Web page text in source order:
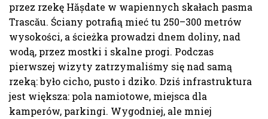
przez rzekę Hășdate w wapiennych skałach pasma
Trascău. Ściany potrafią mieć tu 250–300 metrów
wysokości, a ścieżka prowadzi dnem doliny, nad
wodą, przez mostki i skalne progi. Podczas
pierwszej wizyty zatrzymaliśmy się nad samą
rzeką: było cicho, pusto i dziko. Dziś infrastruktura
jest większa: pola namiotowe, miejsca dla
kamperów, parkingi. Wygodniej, ale mniej